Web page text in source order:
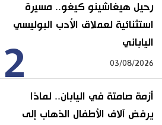
2
رحيل هيغاشينو كيغو.. مسيرة
استثنائية لعملاق الأدب البوليسي
الياباني
03/08/2026
أزمة صامتة في اليابان.. لماذا
يرفض آلاف الأطفال الذهاب إلى